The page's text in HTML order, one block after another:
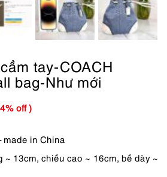
tay-COACH
bag-Như mới
off )
made in China
~ 13cm, chiều cao ~ 16cm, bề dày ~